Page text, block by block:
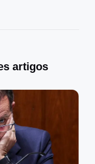
artigos